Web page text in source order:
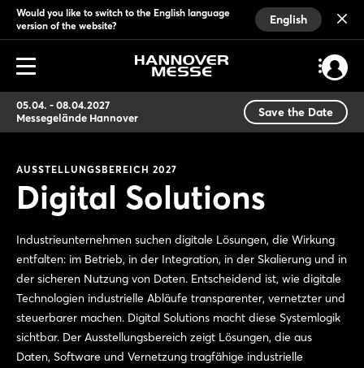
Would you like to switch to the English language
version of the website?
English
05.04. - 08.04.2027
Messegelände Hannover
Save the Date
AUSSTELLUNGSBEREICH 2027
Digital Solutions
Industrieunternehmen suchen digitale Lösungen, die Wirkung
entfalten: im Betrieb, in der Integration, in der Skalierung und in
der sicheren Nutzung von Daten. Entscheidend ist, wie digitale
Technologien industrielle Abläufe transparenter, vernetzter und
steuerbarer machen. Digital Solutions macht diese Systemlogik
sichtbar. Der Ausstellungsbereich zeigt Lösungen, die aus
Daten, Software und Vernetzung tragfähige industrielle